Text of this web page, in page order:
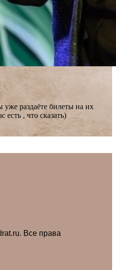
раздаёте билеты на их
, что сказать)
Все права